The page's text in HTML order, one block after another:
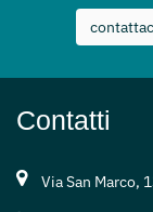
Contatti
Via San Marco,